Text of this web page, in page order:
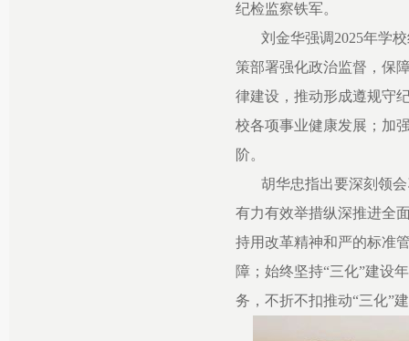
纪检监察铁军。
刘金华强调2025年学
策部署强化政治监督，保
律建设，推动形成遵规守
校各项事业健康发展；加
阶。
胡华忠指出要深刻领
有力有效举措纵深推进全
持用改革精神和严的标准
障；始终坚持“三化”建设
务，不折不扣推动“三化”